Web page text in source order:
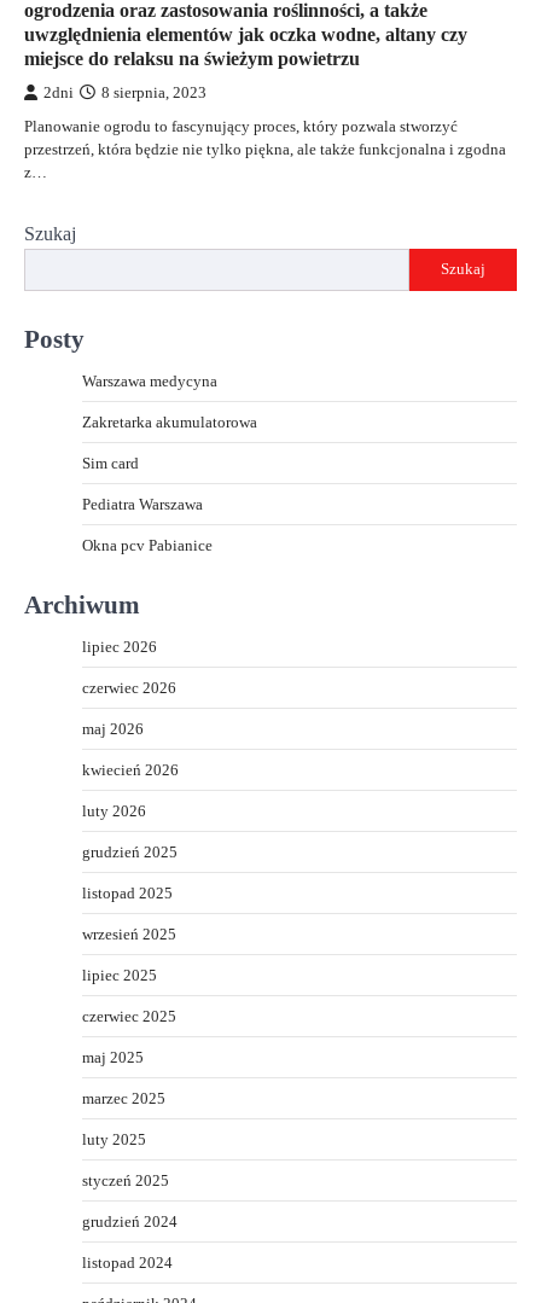
ogrodzenia oraz zastosowania roślinności, a także
uwzględnienia elementów jak oczka wodne, altany czy
miejsce do relaksu na świeżym powietrzu
2dni 8 sierpnia, 2023
Planowanie ogrodu to fascynujący proces, który pozwala stworzyć
przestrzeń, która będzie nie tylko piękna, ale także funkcjonalna i zgodna
z…
Szukaj
Szukaj
Posty
Warszawa medycyna
Zakretarka akumulatorowa
Sim card
Pediatra Warszawa
Okna pcv Pabianice
Archiwum
lipiec 2026
czerwiec 2026
maj 2026
kwiecień 2026
luty 2026
grudzień 2025
listopad 2025
wrzesień 2025
lipiec 2025
czerwiec 2025
maj 2025
marzec 2025
luty 2025
styczeń 2025
grudzień 2024
listopad 2024